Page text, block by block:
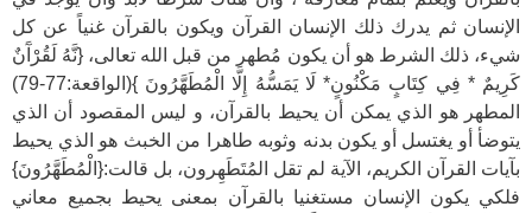
الإنسان ثم يدرك ذلك الإنسان القرآن ويكون بالقرآن غنياً عن كل
شيء، ذلك الشرط هو أن يكون مُطهر من قبل الله تعالى، {نَّهُ لَقُرْآَنٌ
كَرِيمٌ * فِي كِتَابٍ مَكْنُونٍ* لَا يَمَسُّهُ إِلَّا الْمُطَهَّرُونَ }(الواقعة:77-79)
المطهر هو الذي يمكن أن يحيط بالقرآن، و ليس المقصود أن الذي
يتوضأ أو يغتسل أو يكون بدنه وثوبه طاهرا من الخبث هو الذي يحيط
بآيات القرآن الكريم، الآية لم تقل المُتَطَهِرون، بل قالت:{الْمُطَهَّرُونَ}
فلكي يكون الإنسان مستغنيا بالقرآن بمعنى يحيط بجميع معاني